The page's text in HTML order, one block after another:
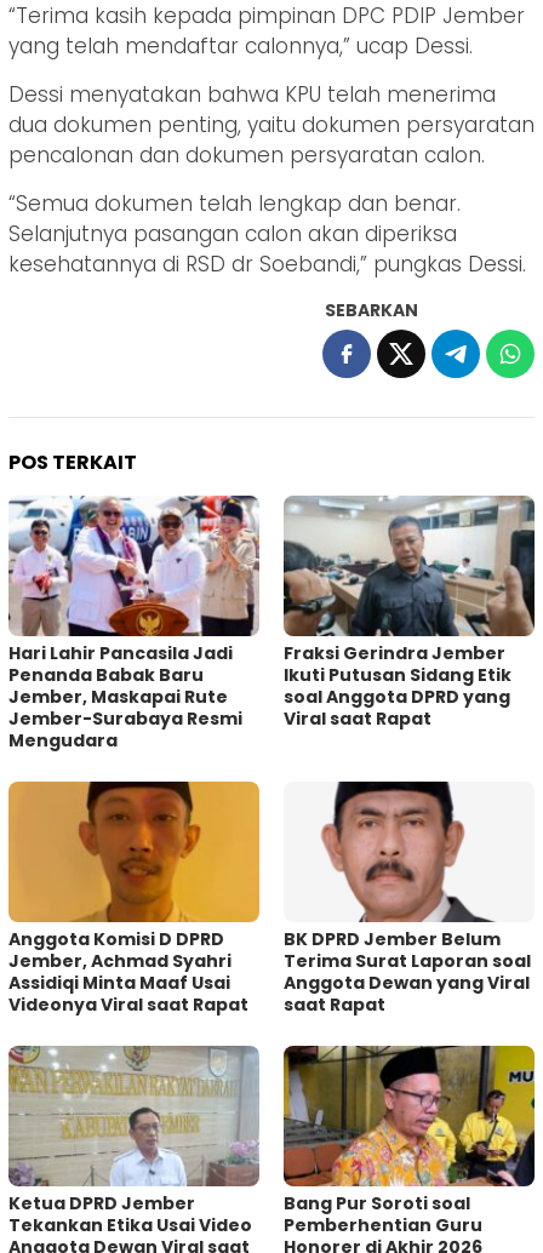
“Terima kasih kepada pimpinan DPC PDIP Jember
yang telah mendaftar calonnya,” ucap Dessi.
Dessi menyatakan bahwa KPU telah menerima
dua dokumen penting, yaitu dokumen persyaratan
pencalonan dan dokumen persyaratan calon.
“Semua dokumen telah lengkap dan benar.
Selanjutnya pasangan calon akan diperiksa
kesehatannya di RSD dr Soebandi,” pungkas Dessi.
SEBARKAN
POS TERKAIT
Hari Lahir Pancasila Jadi
Penanda Babak Baru
Jember, Maskapai Rute
Jember-Surabaya Resmi
Mengudara
Fraksi Gerindra Jember
Ikuti Putusan Sidang Etik
soal Anggota DPRD yang
Viral saat Rapat
Anggota Komisi D DPRD
Jember, Achmad Syahri
Assidiqi Minta Maaf Usai
Videonya Viral saat Rapat
BK DPRD Jember Belum
Terima Surat Laporan soal
Anggota Dewan yang Viral
saat Rapat
Ketua DPRD Jember
Tekankan Etika Usai Video
Anggota Dewan Viral saat
Bang Pur Soroti soal
Pemberhentian Guru
Honorer di Akhir 2026